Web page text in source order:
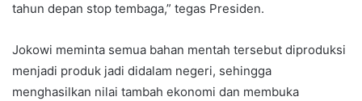
tahun depan stop tembaga,” tegas Presiden.
Jokowi meminta semua bahan mentah tersebut diproduksi
menjadi produk jadi didalam negeri, sehingga
menghasilkan nilai tambah ekonomi dan membuka